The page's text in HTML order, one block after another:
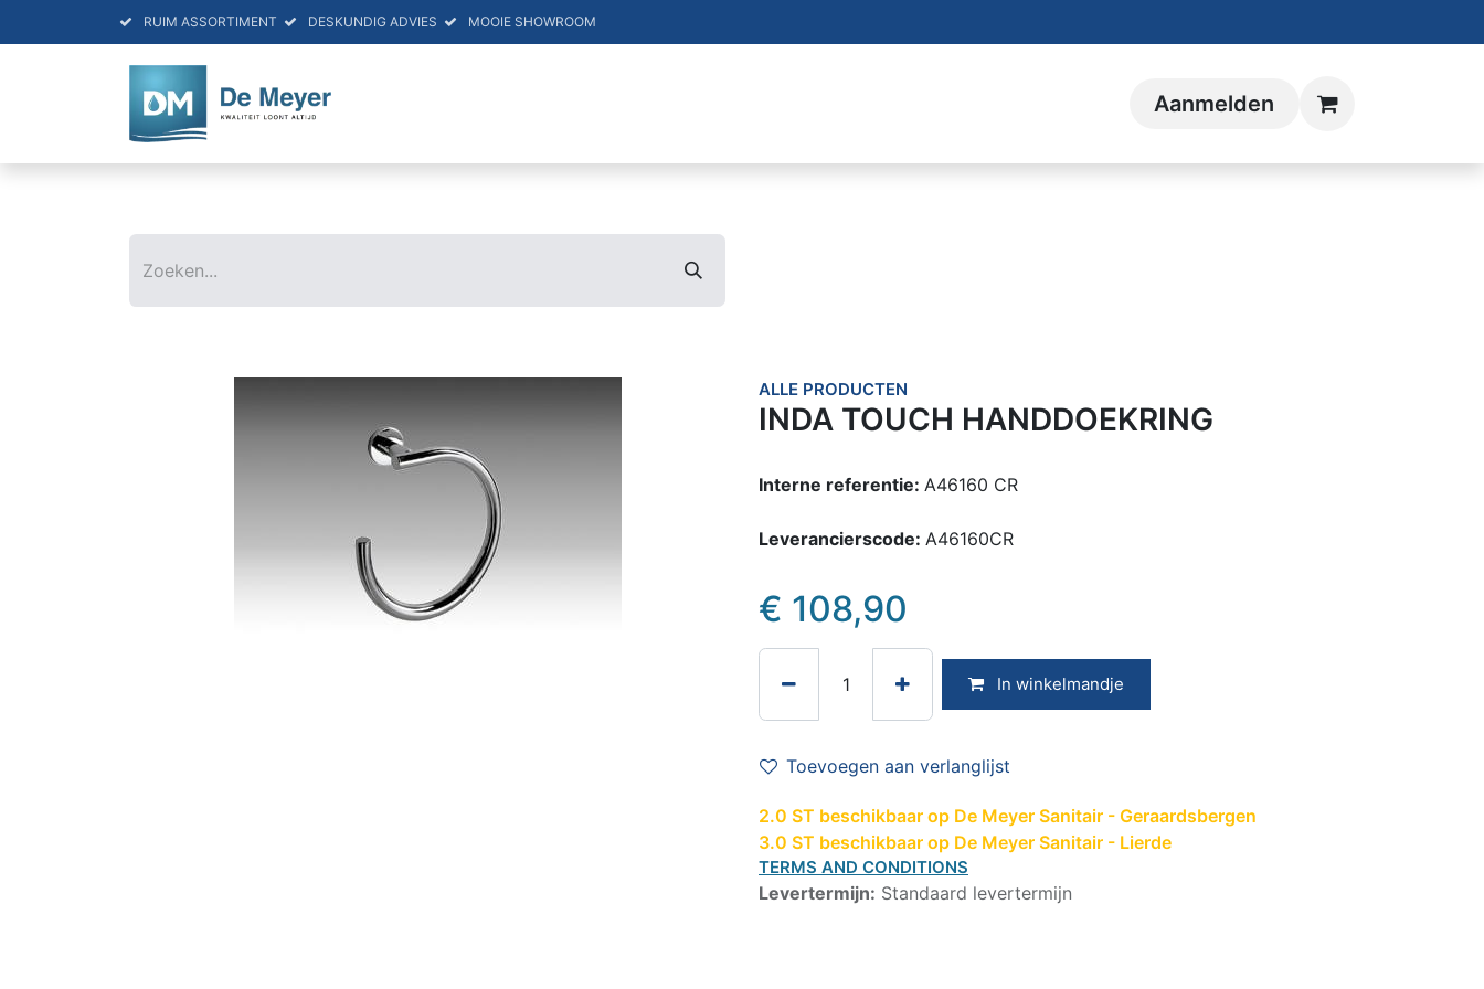
RUIM ASSORTIMENT DESKUNDIG ADVIES MOOIE SHOWROOM
Aanmelden
ALLE PRODUCTEN
INDA TOUCH HANDDOEKRING
Interne referentie: A46160 CR
Leverancierscode: A46160CR
€ 108,90
In winkelmandje
Toevoegen aan verlanglijst
2.0 ST beschikbaar op De Meyer Sanitair - Geraardsbergen
3.0 ST beschikbaar op De Meyer Sanitair - Lierde
TERMS AND CONDITIONS
Levertermijn: Standaard levertermijn